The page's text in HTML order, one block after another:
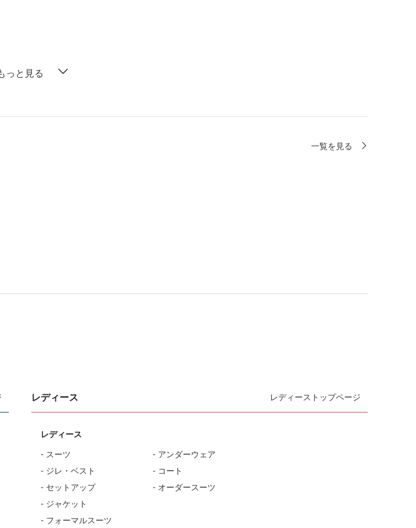
っと見る
一覧を見る
レディース レディーストップページ
レディース
- スーツ
- ジレ・ベスト
- セットアップ
- ジャケット
- フォーマルスーツ
- アンダーウェア
- コート
- オーダースーツ